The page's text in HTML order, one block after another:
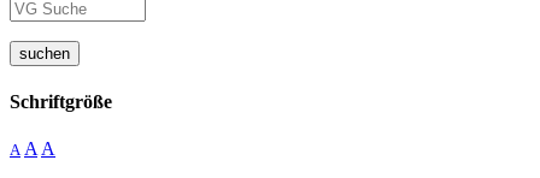
suchen
Schriftgröße
A A A